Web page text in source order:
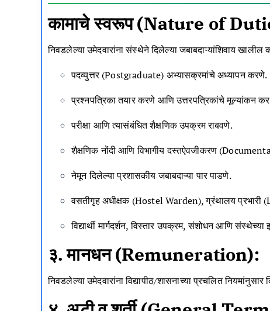
कामाचे स्वरूप (Nature of
निवडलेल्या उमेदवारांना संस्थेने दिलेल्या जबाबदाऱ्यांशिवाय खालील
पदव्युत्तर (Postgraduate) अभ्यासक्रमांचे अध्यापन करणे.
प्रश्नपत्रिका तयार करणे आणि उत्तरपत्रिकांचे मूल्यांकन
परीक्षा आणि त्यासंबंधित शैक्षणिक उपक्रम राबवणे.
शैक्षणिक नोंदी आणि विभागीय दस्तऐवजीकरण
नेमून दिलेल्या प्रशासकीय जबाबदाऱ्या पार पाडणे.
वसतीगृह अधीक्षक (Hostel Warden), ग्रंथालय प्रभारी
विद्यार्थी मार्गदर्शन, विस्तार उपक्रम, संशोधन आणि
३. मानधन (Remuneration):
निवडलेल्या उमेदवारांना विद्यापीठ/शासनाच्या प्रचलित